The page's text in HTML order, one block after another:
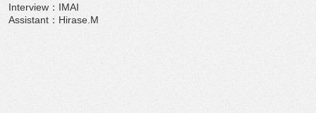
Interview：IMAI
Assistant：Hirase.M